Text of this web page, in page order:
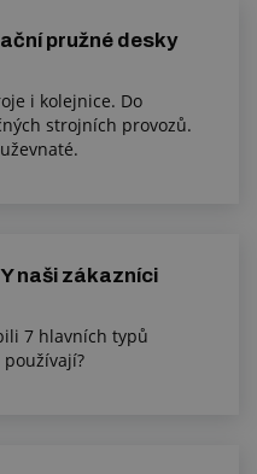
pružné desky
i kolejnice. Do
strojních provozů.
naši zákazníci
7 hlavních typů
používají?